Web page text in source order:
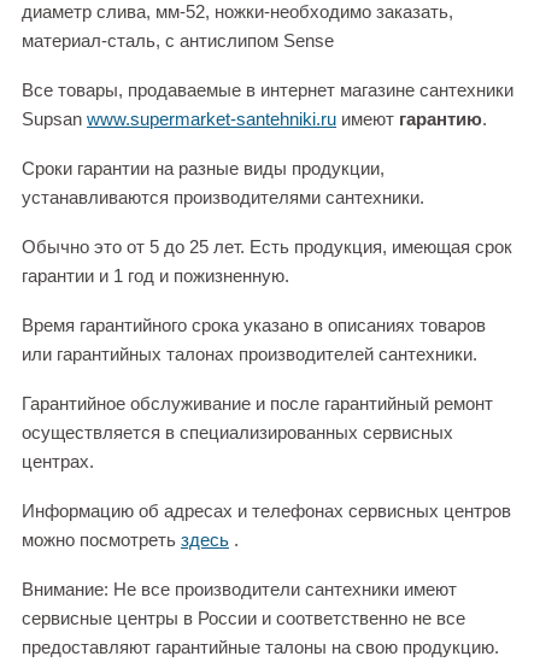
диаметр слива, мм-52, ножки-необходимо заказать,
материал-сталь, с антислипом Sense
Все товары, продаваемые в интернет магазине сантехники
Supsan www.supermarket-santehniki.ru имеют гарантию.
Сроки гарантии на разные виды продукции,
устанавливаются производителями сантехники.
Обычно это от 5 до 25 лет. Есть продукция, имеющая срок
гарантии и 1 год и пожизненную.
Время гарантийного срока указано в описаниях товаров
или гарантийных талонах производителей сантехники.
Гарантийное обслуживание и после гарантийный ремонт
осуществляется в специализированных сервисных
центрах.
Информацию об адресах и телефонах сервисных центров
можно посмотреть здесь .
Внимание: Не все производители сантехники имеют
сервисные центры в России и соответственно не все
предоставляют гарантийные талоны на свою продукцию.